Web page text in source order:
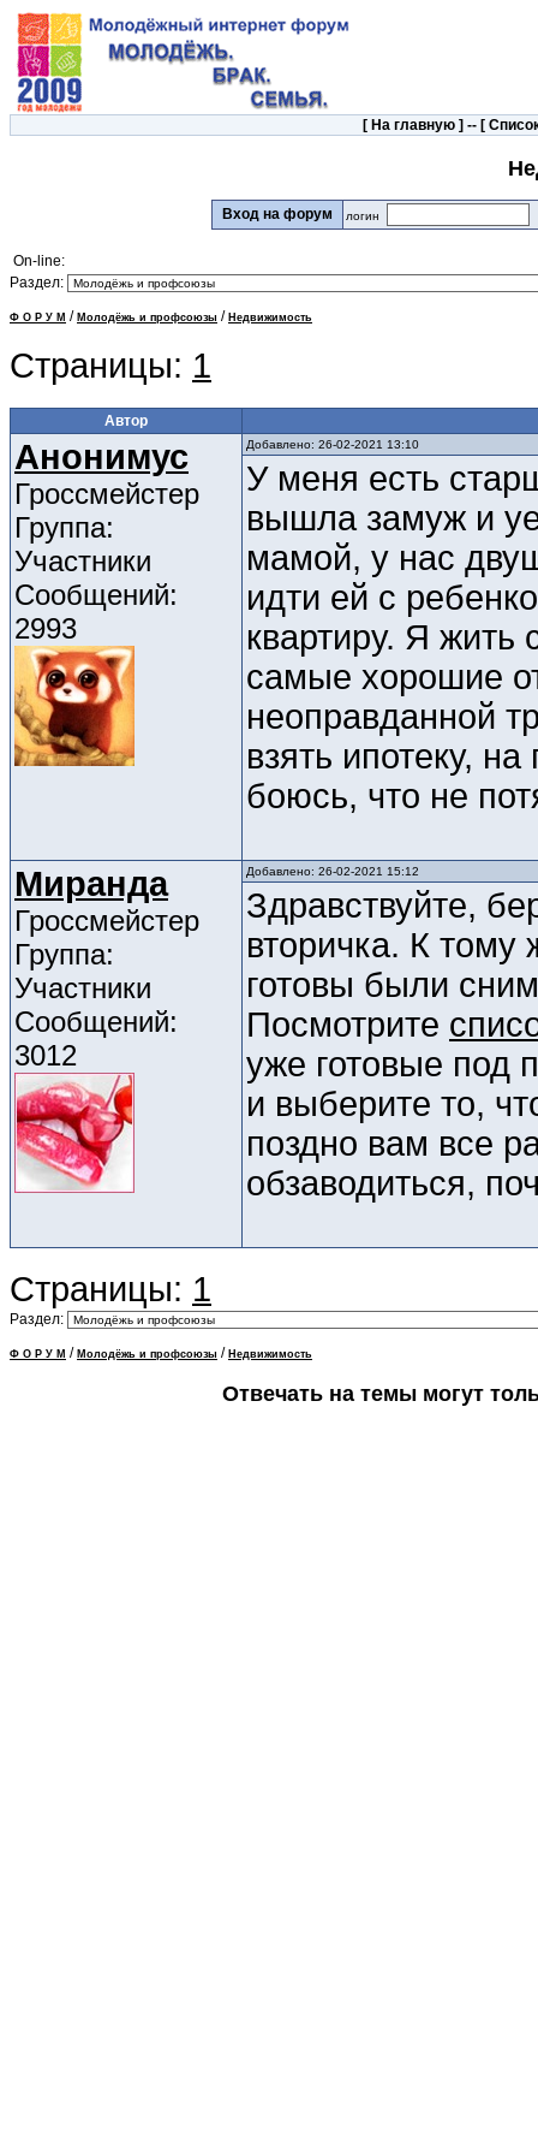
[ На главную] -- [
Вход на форум логин
On-line:
Раздел:
Ф О Р У М / Молодёжь и профсоюзы / Недвижимость
Страницы: 1
Автор
Анонимус
Гроссмейстер
Группа:
Участники
Сообщений:
2993
Добавлено: 26-02-2021 13:10
У меня есть
вышла замуж и
мамой, у нас
идти ей с
квартиру. Я жить
самые хорошие
неоправданной
взять ипотеку,
боюсь, что не
Миранда
Гроссмейстер
Группа:
Участники
Сообщений:
3012
Добавлено: 26-02-2021 15:12
Здравствуйте,
вторичка. К тому
готовы были
Посмотрите
уже готовые под
и выберите то,
поздно вам все
обзаводиться,
Страницы: 1
Раздел:
Ф О Р У М / Молодёжь и профсоюзы / Недвижимость
Отвечать на темы могут